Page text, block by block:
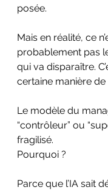
posée.
Mais en réalité, ce
probablement pas
qui va disparaître.
certaine manière de
Le modèle du
“contrôleur” ou
fragilisé.
Pourquoi ?
Parce que l’IA sait